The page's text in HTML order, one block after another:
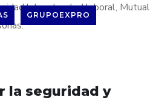
GRUPOEXPRO
la seguridad y